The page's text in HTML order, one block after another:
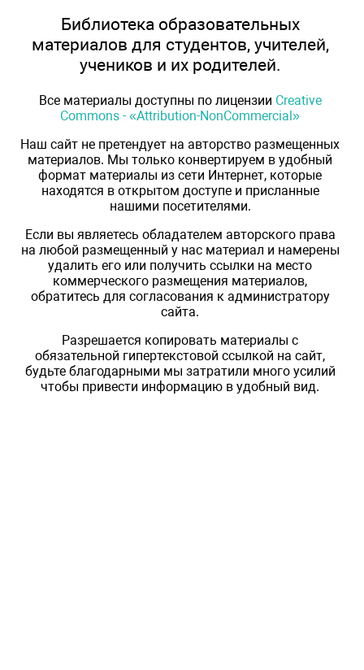
Библиотека образовательных
материалов для студентов, учителей,
учеников и их родителей.
Все материалы доступны по лицензии Creative
Commons - «Attribution-NonCommercial»
Наш сайт не претендует на авторство размещенных
материалов. Мы только конвертируем в удобный
формат материалы из сети Интернет, которые
находятся в открытом доступе и присланные
нашими посетителями.
Если вы являетесь обладателем авторского права
на любой размещенный у нас материал и намерены
удалить его или получить ссылки на место
коммерческого размещения материалов,
обратитесь для согласования к администратору
сайта.
Разрешается копировать материалы с
обязательной гипертекстовой ссылкой на сайт,
будьте благодарными мы затратили много усилий
чтобы привести информацию в удобный вид.